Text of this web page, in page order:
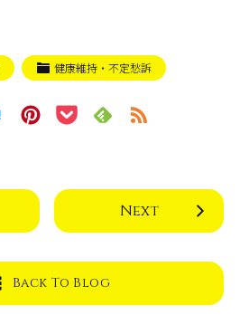
健康維持・不定愁訴
Next
Back To Blog